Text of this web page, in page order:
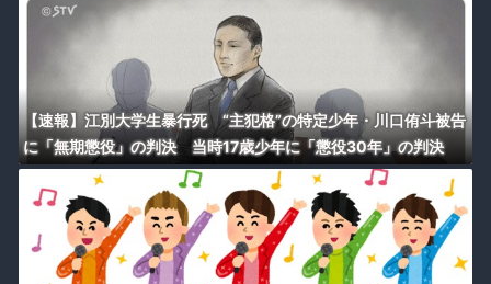
【速報】江別大学生暴行死 “主犯格”の特定少年・川口侑斗被告
に「無期懲役」の判決 当時17歳少年に「懲役30年」の判決